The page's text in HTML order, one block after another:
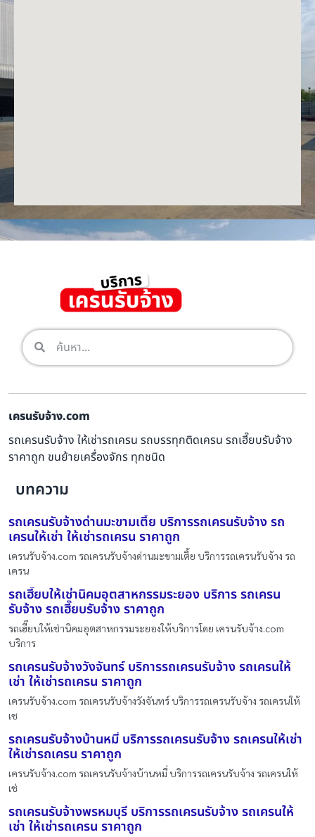
เครนรับจ้าง.com
รถเครนรับจ้าง ให้เช่ารถเครน รถบรรทุกติดเครน รถเฮี๊ยบรับจ้าง
ราคาถูก ขนย้ายเครื่องจักร ทุกชนิด
บทความ
รถเครนรับจ้างด่านมะขามเตี้ย บริการรถเครนรับจ้าง รถ
เครนให้เช่า ให้เช่ารถเครน ราคาถูก
เครนรับจ้าง.com รถเครนรับจ้างด่านมะขามเตี้ย บริการรถเครนรับจ้าง รถ
เครน
รถเฮี๊ยบให้เช่านิคมอุตสาหกรรมระยอง บริการ รถเครน
รับจ้าง รถเฮี๊ยบรับจ้าง ราคาถูก
รถเฮี๊ยบให้เช่านิคมอุตสาหกรรมระยองให้บริการโดย เครนรับจ้าง.com
บริการ
รถเครนรับจ้างวังจันทร์ บริการรถเครนรับจ้าง รถเครนให้
เช่า ให้เช่ารถเครน ราคาถูก
เครนรับจ้าง.com รถเครนรับจ้างวังจันทร์ บริการรถเครนรับจ้าง รถเครนให้
เช
รถเครนรับจ้างบ้านหมี่ บริการรถเครนรับจ้าง รถเครนให้เช่า
ให้เช่ารถเครน ราคาถูก
เครนรับจ้าง.com รถเครนรับจ้างบ้านหมี่ บริการรถเครนรับจ้าง รถเครนให้
เช่
รถเครนรับจ้างพรหมบุรี บริการรถเครนรับจ้าง รถเครนให้
เช่า ให้เช่ารถเครน ราคาถูก